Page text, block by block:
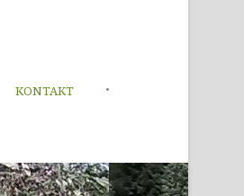
KONTAKT •